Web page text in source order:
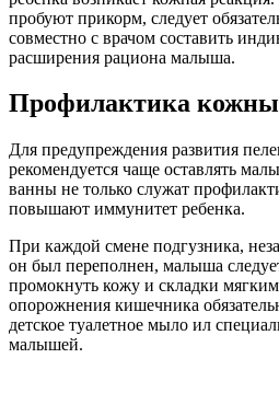
пробуют прикорм, следует
совместно с врачом составить
расширения рациона малыша.
Профилактика
Для предупреждения развития
рекомендуется чаще оставлять
ванны не только служат
повышают иммунитет ребенка.
При каждой смене подгузника,
он был переполнен, малыша
промокнуть кожу и складки
опорожнения кишечника
детское туалетное мыло ил
малышей.